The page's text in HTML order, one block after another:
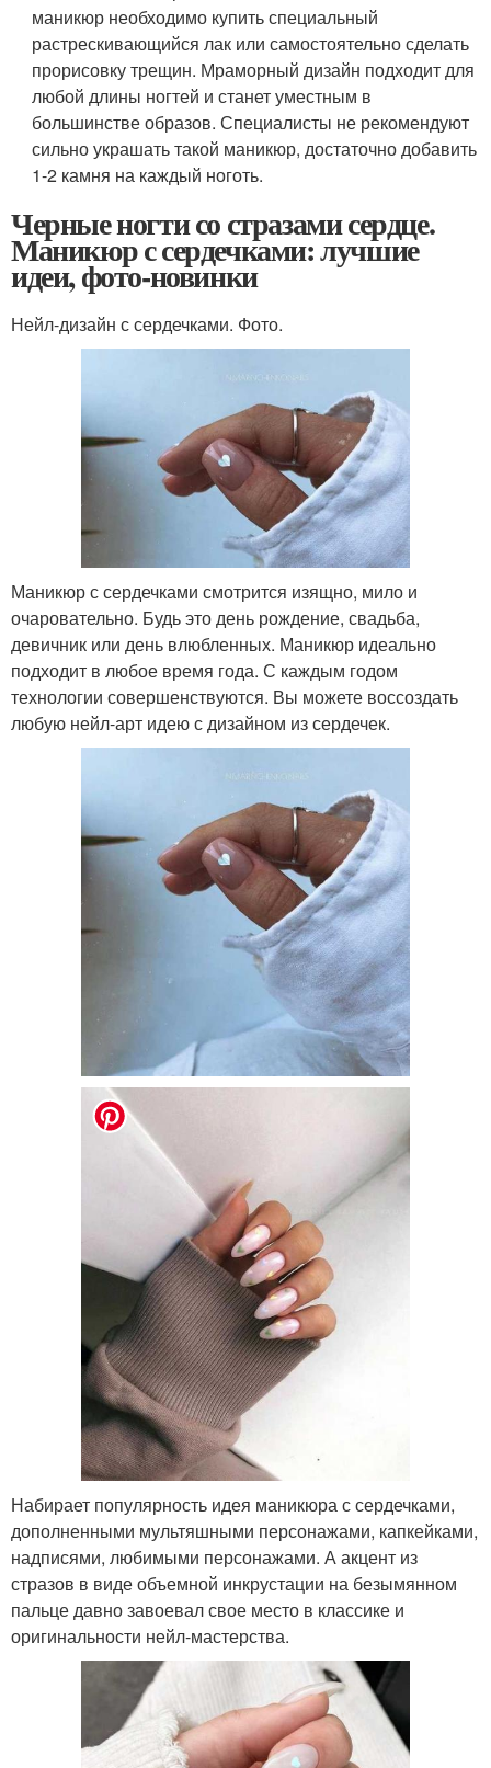
маникюр необходимо купить специальный
растрескивающийся лак или самостоятельно сделать
прорисовку трещин. Мраморный дизайн подходит для
любой длины ногтей и станет уместным в
большинстве образов. Специалисты не рекомендуют
сильно украшать такой маникюр, достаточно добавить
1-2 камня на каждый ноготь.
Черные ногти со стразами сердце.
Маникюр с сердечками: лучшие
идеи, фото-новинки
Нейл-дизайн с сердечками. Фото.
Маникюр с сердечками смотрится изящно, мило и
очаровательно. Будь это день рождение, свадьба,
девичник или день влюбленных. Маникюр идеально
подходит в любое время года. С каждым годом
технологии совершенствуются. Вы можете воссоздать
любую нейл-арт идею с дизайном из сердечек.
Набирает популярность идея маникюра с сердечками,
дополненными мультяшными персонажами, капкейками,
надписями, любимыми персонажами. А акцент из
стразов в виде объемной инкрустации на безымянном
пальце давно завоевал свое место в классике и
оригинальности нейл-мастерства.